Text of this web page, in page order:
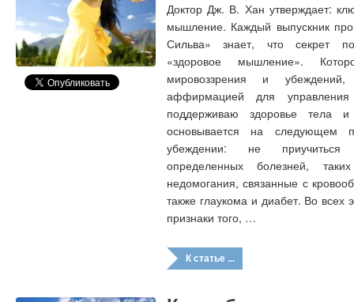
Доктор Дж. В. Хан утверждает:
мышление. Каждый выпускник
Сильва» знает, что секрет
«здоровое мышление».
мировоззрения и
аффирмацией для
поддерживаю здоровье тела
основывается на следующем
убеждении: не приучиться
определенных болезней,
недомогания, связанные с
также глаукома и диабет. Во всех
признаки того, …
К статье ...